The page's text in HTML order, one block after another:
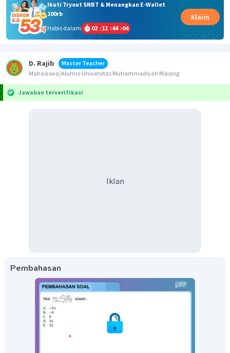
Ikuti Tryout SNBT & Menangkan E-Wallet
100rb
Habis dalam
02 :11 :44 :03
Klaim
D. Rajib
Master Teacher
Mahasiswa/Alumni Universitas Muhammadiyah Malang
Jawaban terverifikasi
Iklan
Pembahasan